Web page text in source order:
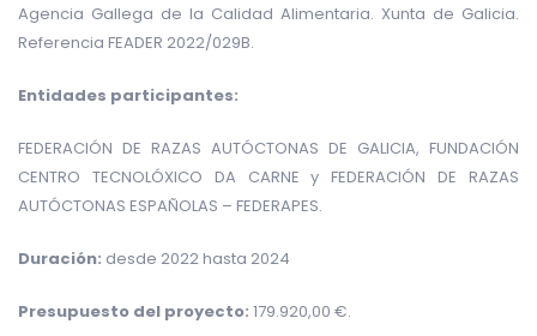
Agencia Gallega de la Calidad Alimentaria. Xunta de Galicia.
Referencia FEADER 2022/029B.
Entidades participantes:
FEDERACIÓN DE RAZAS AUTÓCTONAS DE GALICIA, FUNDACIÓN
CENTRO TECNOLÓXICO DA CARNE y FEDERACIÓN DE RAZAS
AUTÓCTONAS ESPAÑOLAS – FEDERAPES.
Duración: desde 2022 hasta 2024
Presupuesto del proyecto: 179.920,00 €.